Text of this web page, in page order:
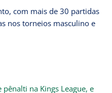
com mais de 30 partidas
nos torneios masculino e